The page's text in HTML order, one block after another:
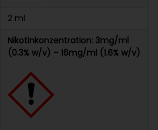
2 ml
Nikotinkonzentration: 3mg/ml
(0.3% w/v) – 16mg/ml (1.6% w/v)